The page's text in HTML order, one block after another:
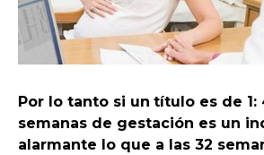
Por lo tanto si un título es de 1:
semanas de gestación es un
alarmante lo que a las 32